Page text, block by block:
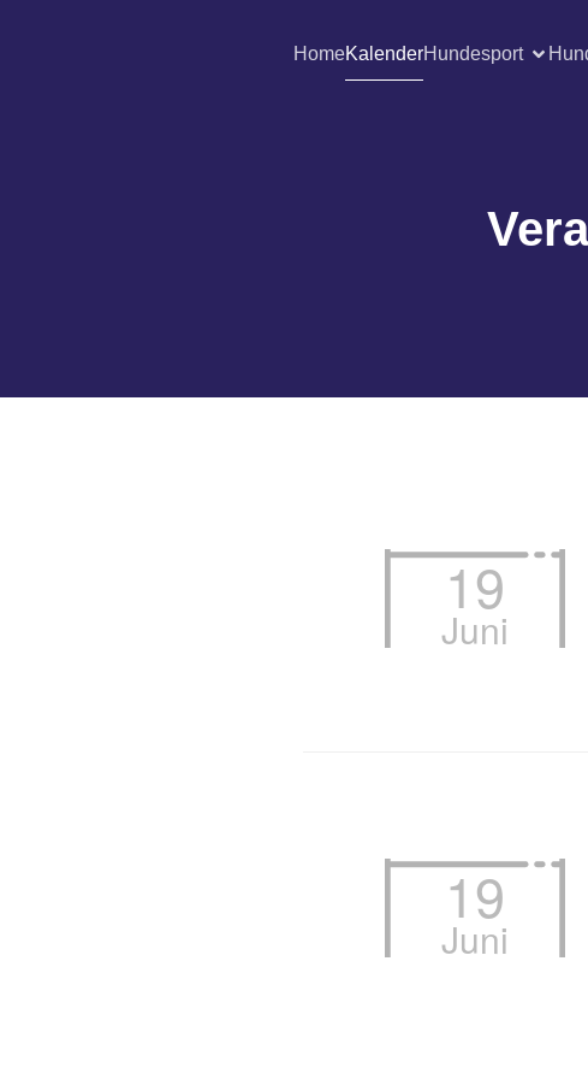
HomeKalenderHundesport
19
Juni
19
Juni